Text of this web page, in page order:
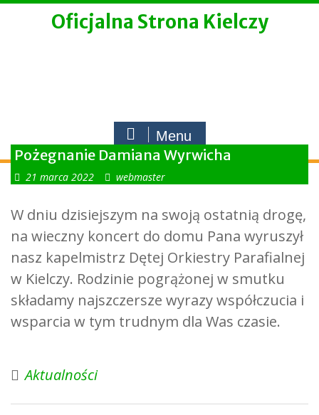
Skip
Oficjalna Strona Kielczy
Menu
Pożegnanie Damiana Wyrwicha
21 marca 2022 webmaster
W dniu dzisiejszym na swoją ostatnią drogę,
na wieczny koncert do domu Pana wyruszył
nasz kapelmistrz Dętej Orkiestry Parafialnej
w Kielczy. Rodzinie pogrążonej w smutku
składamy najszczersze wyrazy współczucia i
wsparcia w tym trudnym dla Was czasie.
Aktualności